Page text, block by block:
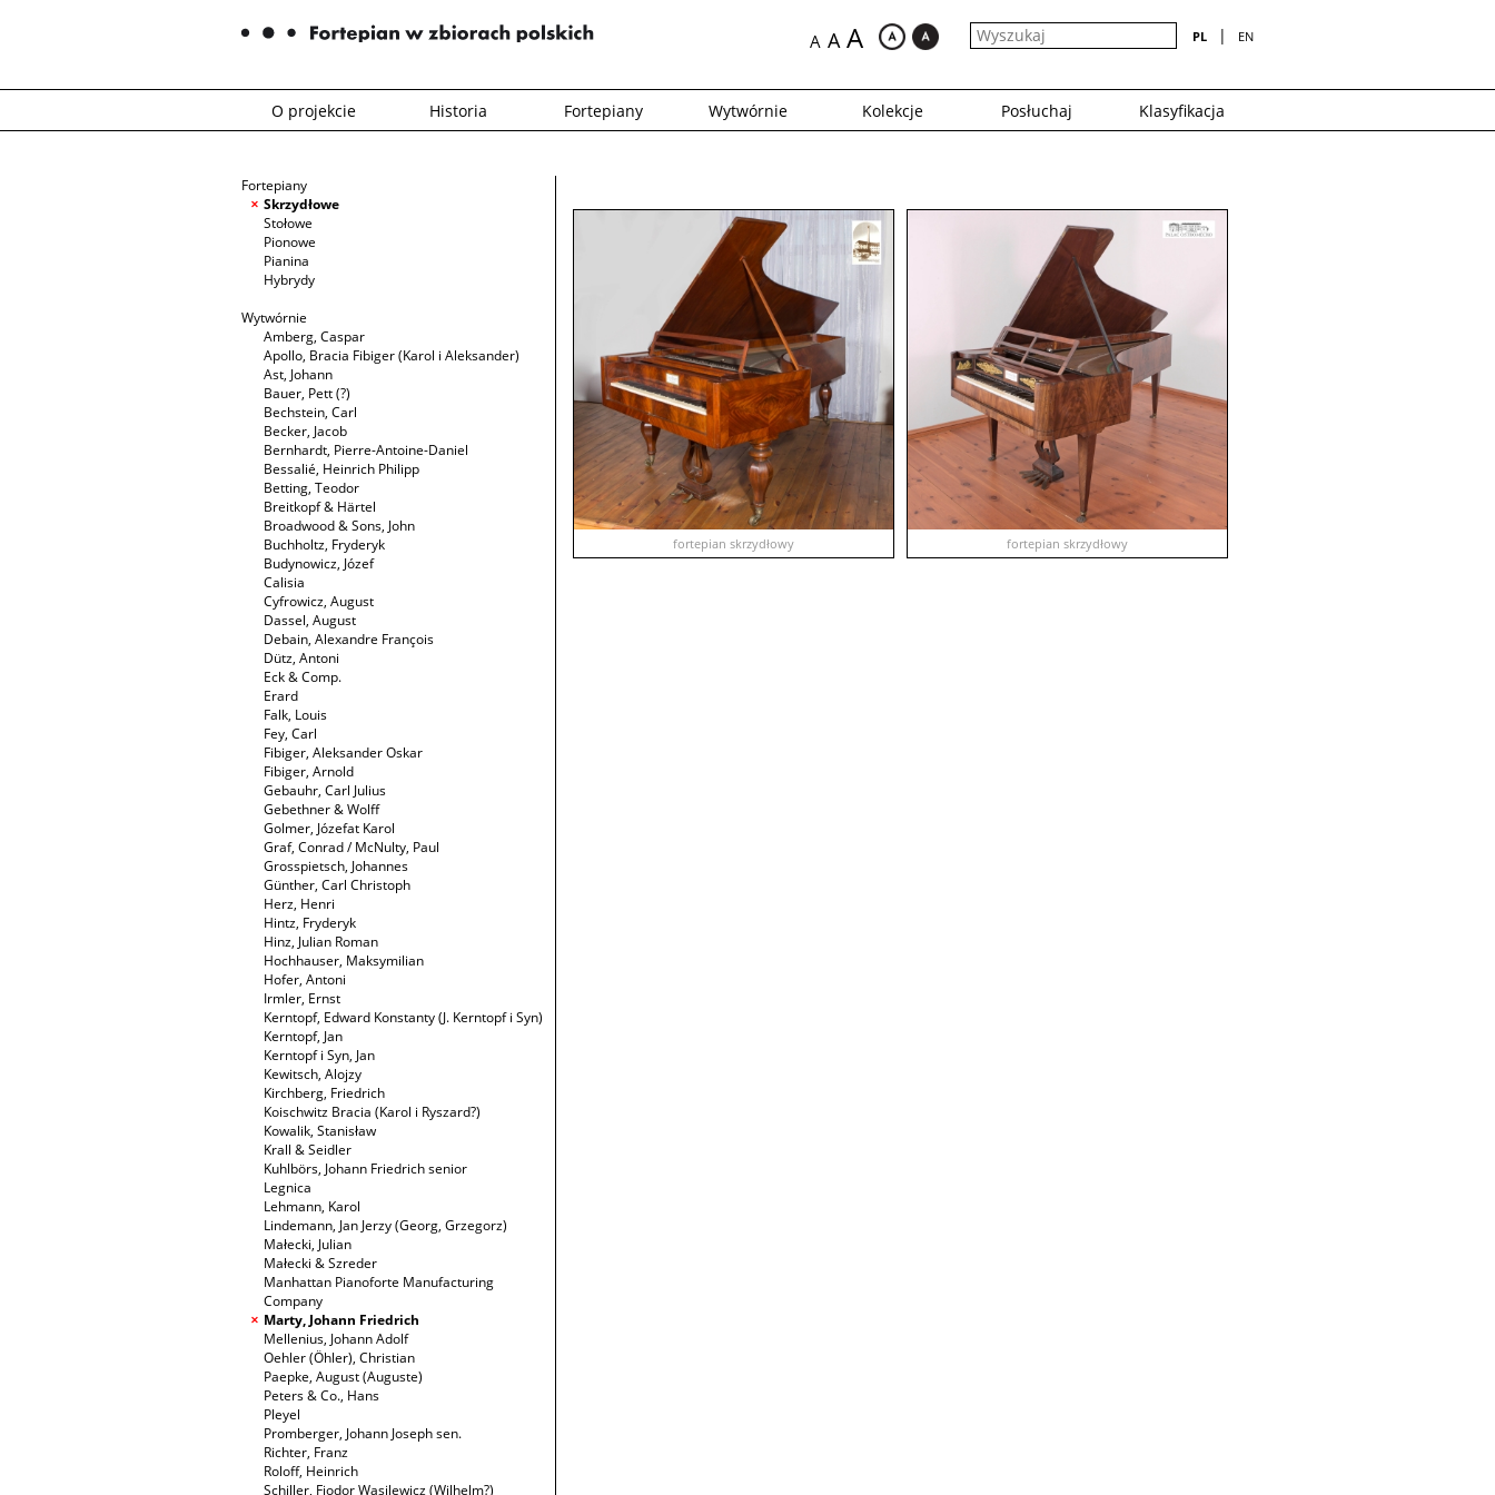
A A A PL | EN
O projekcie Historia Fortepiany Wytwórnie Kolekcje Posłuchaj Klasyfikacja
Fortepiany
Skrzydłowe
Stołowe
Pionowe
Pianina
Hybrydy
Wytwórnie
Amberg, Caspar
Apollo, Bracia Fibiger (Karol i Aleksander)
Ast, Johann
Bauer, Pett (?)
Bechstein, Carl
Becker, Jacob
Bernhardt, Pierre-Antoine-Daniel
Bessalié, Heinrich Philipp
Betting, Teodor
Breitkopf & Härtel
Broadwood & Sons, John
Buchholtz, Fryderyk
Budynowicz, Józef
Calisia
Cyfrowicz, August
Dassel, August
Debain, Alexandre François
Dütz, Antoni
Eck & Comp.
Erard
Falk, Louis
Fey, Carl
Fibiger, Aleksander Oskar
Fibiger, Arnold
Gebauhr, Carl Julius
Gebethner & Wolff
Golmer, Józefat Karol
Graf, Conrad / McNulty, Paul
Grosspietsch, Johannes
Günther, Carl Christoph
Herz, Henri
Hintz, Fryderyk
Hinz, Julian Roman
Hochhauser, Maksymilian
Hofer, Antoni
Irmler, Ernst
Kerntopf, Edward Konstanty (J. Kerntopf i Syn)
Kerntopf, Jan
Kerntopf i Syn, Jan
Kewitsch, Alojzy
Kirchberg, Friedrich
Koischwitz Bracia (Karol i Ryszard?)
Kowalik, Stanisław
Krall & Seidler
Kuhlbörs, Johann Friedrich senior
Legnica
Lehmann, Karol
Lindemann, Jan Jerzy (Georg, Grzegorz)
Małecki, Julian
Małecki & Szreder
Manhattan Pianoforte Manufacturing
Company
Marty, Johann Friedrich
Mellenius, Johann Adolf
Oehler (Öhler), Christian
Paepke, August (Auguste)
Peters & Co., Hans
Pleyel
Promberger, Johann Joseph sen.
Richter, Franz
Roloff, Heinrich
Schiller, Fiodor Wasilewicz (Wilhelm?)
fortepian skrzydłowy fortepian skrzydłowy